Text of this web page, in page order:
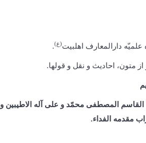
(ع).
متون، احادیث و نقل و قول­ها.
القاسم المصطفی محمّد و علی آله الاطیبین و
مقدمه الفداء.